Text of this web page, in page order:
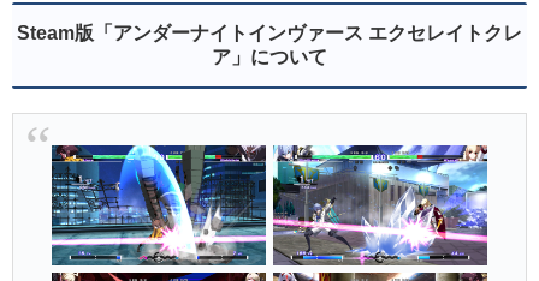
Steam版「アンダーナイトインヴァース エクセレイトクレ
ア」について